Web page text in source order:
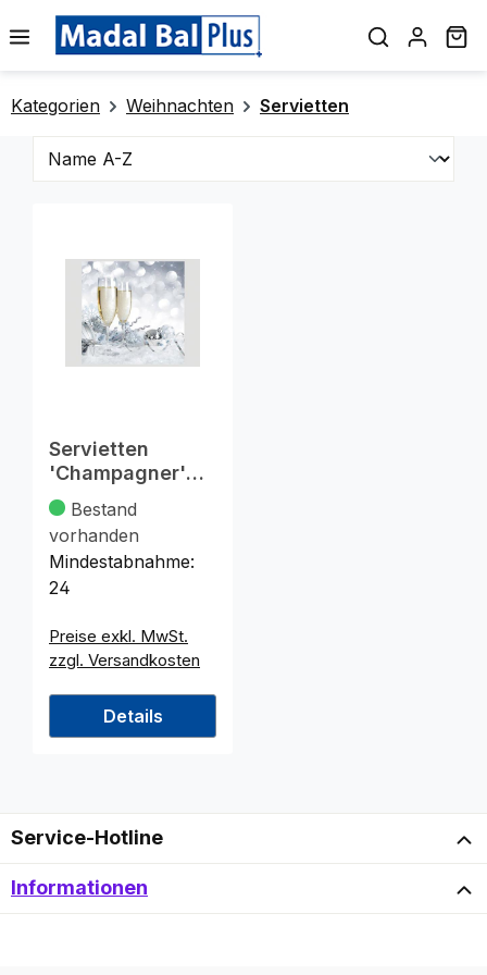
springen
Kategorien Weihnachten Servietten
Servietten
'Champagner'
20er, 3-lagig
33x33cm
Bestand
vorhanden
Mindestabnahme:
24
Preise exkl. MwSt.
zzgl. Versandkosten
Details
Service-Hotline
Informationen